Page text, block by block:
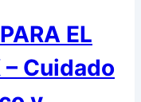
EL
– Cuidado